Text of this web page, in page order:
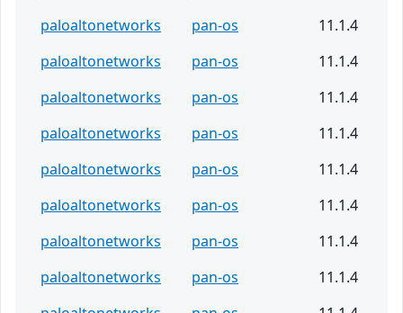
paloaltonetworks
pan-os
11.1.4
paloaltonetworks
pan-os
11.1.4
paloaltonetworks
pan-os
11.1.4
paloaltonetworks
pan-os
11.1.4
paloaltonetworks
pan-os
11.1.4
paloaltonetworks
pan-os
11.1.4
paloaltonetworks
pan-os
11.1.4
paloaltonetworks
pan-os
11.1.4